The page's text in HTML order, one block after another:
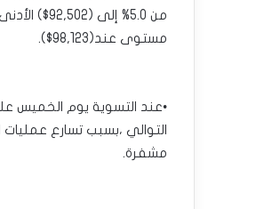
مستوى عند(98,123$).
مشفرة.